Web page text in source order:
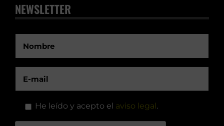
NEWSLETTER
He leído y acepto el aviso legal .